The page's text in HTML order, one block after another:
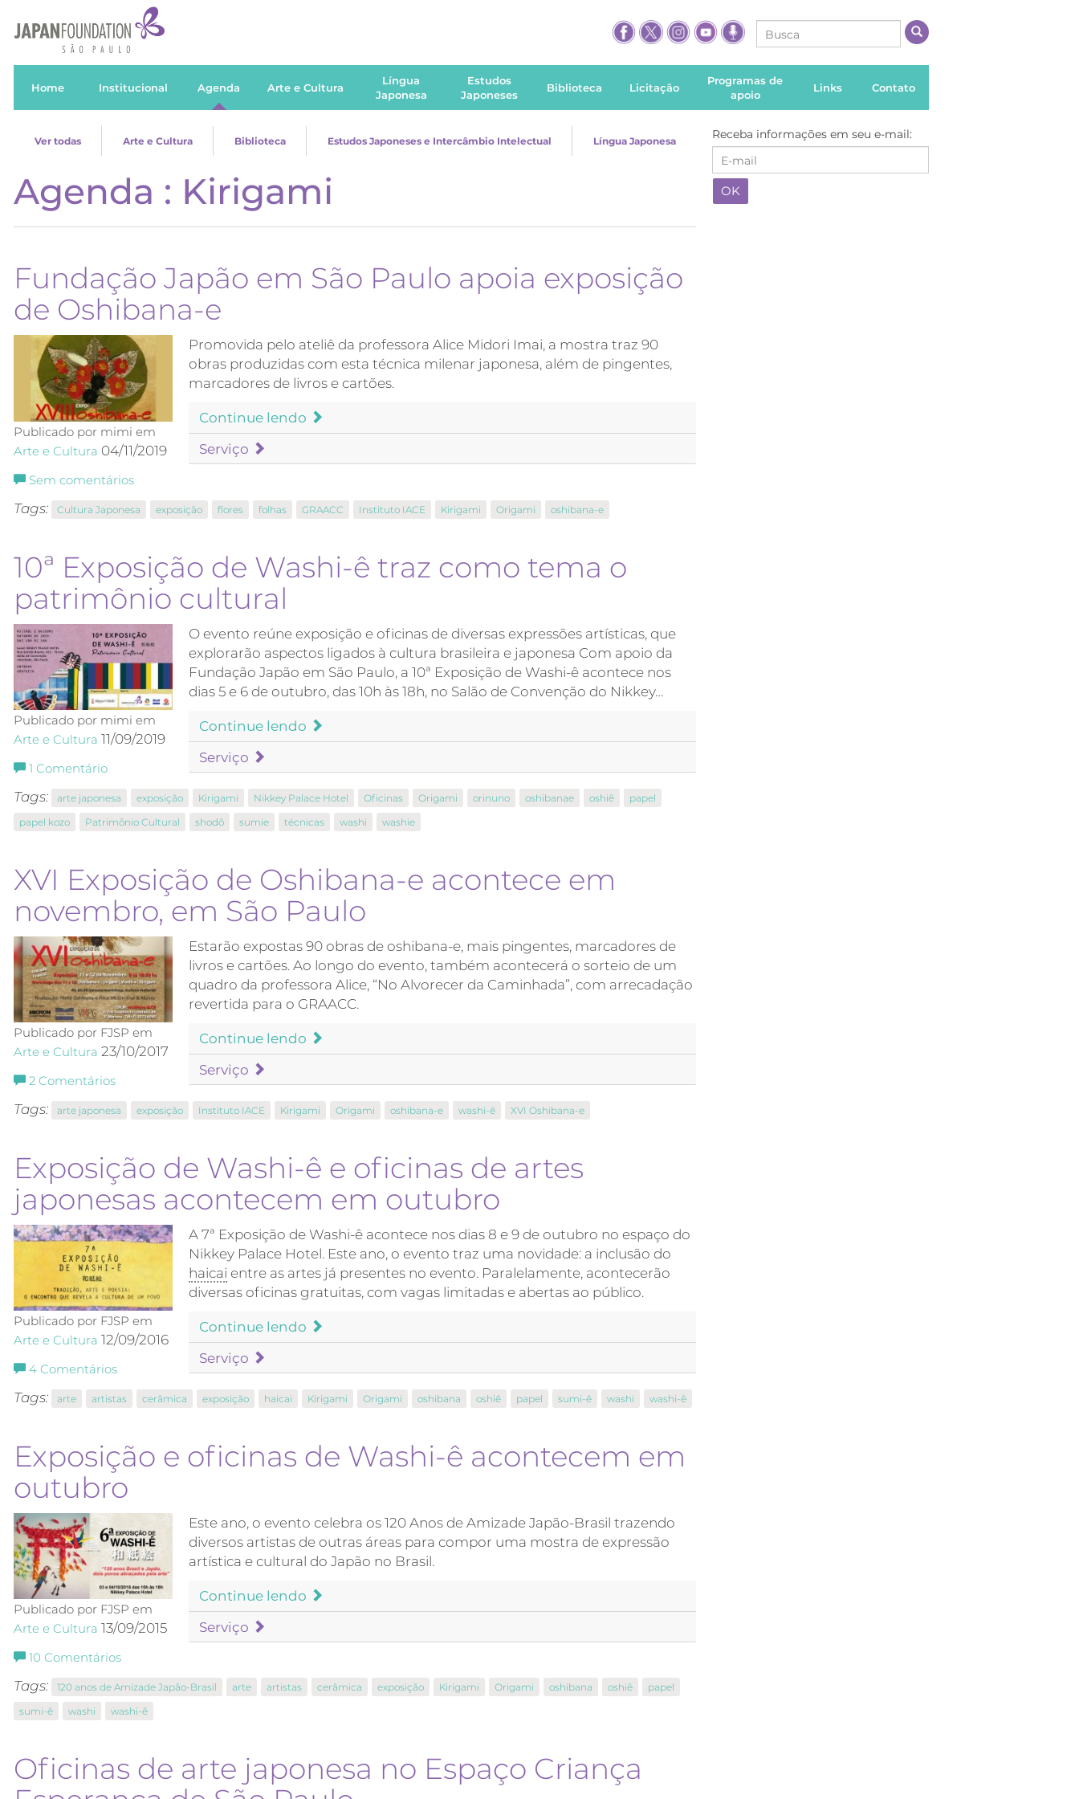
Home Institucional Agenda Arte e Cultura
Língua
Japonesa
Estudos
Japoneses
Biblioteca Licitação
Programas de
apoio
Links Contato
Ver todas Arte e Cultura Biblioteca Estudos Japoneses e Intercâmbio Intelectual Língua Japonesa
Agenda : Kirigami
Fundação Japão em São Paulo apoia exposição
de Oshibana-e
Publicado por mimi em
Arte e Cultura 04/11/2019
Sem comentários
Promovida pelo ateliê da professora Alice Midori Imai, a mostra traz 90
obras produzidas com esta técnica milenar japonesa, além de pingentes,
marcadores de livros e cartões.
Continue lendo
Serviço
Tags: Cultura Japonesa exposição flores folhas GRAACC Instituto IACE Kirigami Origami oshibana-e
10ª Exposição de Washi-ê traz como tema o
patrimônio cultural
Publicado por mimi em
Arte e Cultura 11/09/2019
1 Comentário
O evento reúne exposição e oficinas de diversas expressões artísticas, que
explorarão aspectos ligados à cultura brasileira e japonesa Com apoio da
Fundação Japão em São Paulo, a 10ª Exposição de Washi-ê acontece nos
dias 5 e 6 de outubro, das 10h às 18h, no Salão de Convenção do Nikkey…
Continue lendo
Serviço
Tags: arte japonesa exposição Kirigami Nikkey Palace Hotel Oficinas Origami orinuno oshibanae oshiê
papel
papel kozo
Patrimônio Cultural shodô sumie técnicas washi washie
XVI Exposição de Oshibana-e acontece em
novembro, em São Paulo
Publicado por FJSP em
Arte e Cultura 23/10/2017
2 Comentários
Estarão expostas 90 obras de oshibana-e, mais pingentes, marcadores de
livros e cartões. Ao longo do evento, também acontecerá o sorteio de um
quadro da professora Alice, “No Alvorecer da Caminhada”, com arrecadação
revertida para o GRAACC.
Continue lendo
Serviço
Tags: arte japonesa exposição Instituto IACE Kirigami Origami oshibana-e washi-ê XVI Oshibana-e
Exposição de Washi-ê e oficinas de artes
japonesas acontecem em outubro
Publicado por FJSP em
Arte e Cultura 12/09/2016
4 Comentários
A 7ª Exposição de Washi-ê acontece nos dias 8 e 9 de outubro no espaço do
Nikkey Palace Hotel. Este ano, o evento traz uma novidade: a inclusão do
haicai entre as artes já presentes no evento. Paralelamente, acontecerão
diversas oficinas gratuitas, com vagas limitadas e abertas ao público.
Continue lendo
Serviço
Tags: arte artistas cerâmica exposição haicai Kirigami Origami oshibana oshiê papel sumi-ê washi washi-ê
Exposição e oficinas de Washi-ê acontecem em
outubro
Publicado por FJSP em
Arte e Cultura 13/09/2015
10 Comentários
Este ano, o evento celebra os 120 Anos de Amizade Japão-Brasil trazendo
diversos artistas de outras áreas para compor uma mostra de expressão
artística e cultural do Japão no Brasil.
Continue lendo
Serviço
Tags: 120 anos de Amizade Japão-Brasil arte artistas cerâmica exposição Kirigami Origami oshibana oshiê
papel
sumi-ê
washi washi-ê
Oficinas de arte japonesa no Espaço Criança
Receba informações em seu e-mail: